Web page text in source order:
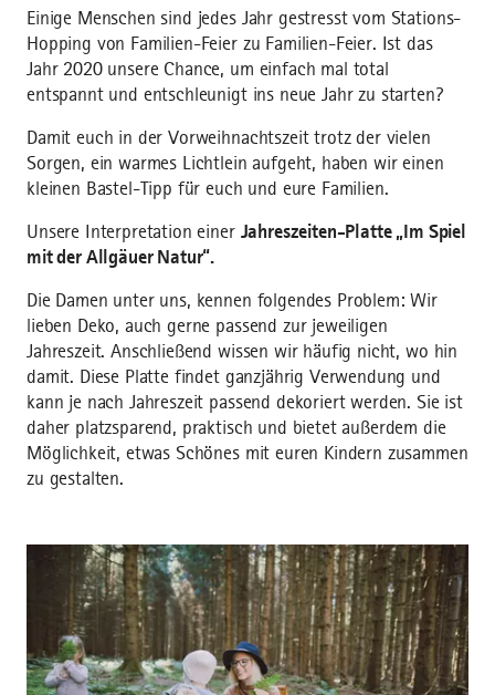
Einige Menschen sind jedes Jahr gestresst vom Stations-
Hopping von Familien-Feier zu Familien-Feier. Ist das
Jahr 2020 unsere Chance, um einfach mal total
entspannt und entschleunigt ins neue Jahr zu starten?
Damit euch in der Vorweihnachtszeit trotz der vielen
Sorgen, ein warmes Lichtlein aufgeht, haben wir einen
kleinen Bastel-Tipp für euch und eure Familien.
Unsere Interpretation einer Jahreszeiten-Platte „Im Spiel
mit der Allgäuer Natur“.
Die Damen unter uns, kennen folgendes Problem: Wir
lieben Deko, auch gerne passend zur jeweiligen
Jahreszeit. Anschließend wissen wir häufig nicht, wo hin
damit. Diese Platte findet ganzjährig Verwendung und
kann je nach Jahreszeit passend dekoriert werden. Sie ist
daher platzsparend, praktisch und bietet außerdem die
Möglichkeit, etwas Schönes mit euren Kindern zusammen
zu gestalten.